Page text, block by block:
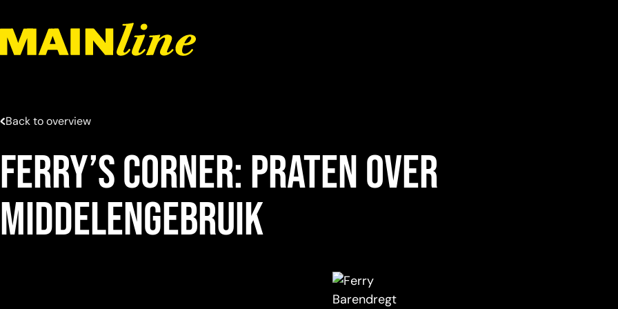
Back to overview
Ferry’s Corner: Praten over
middelengebruik